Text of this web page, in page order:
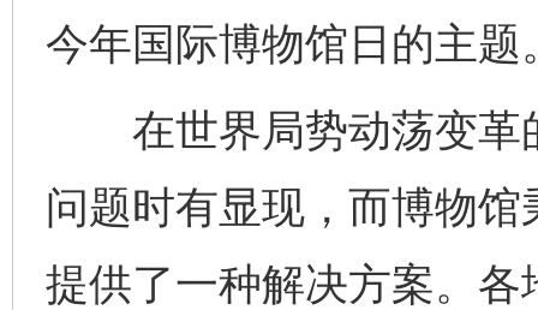
今年国际博物馆日的主题
在世界局势动荡变革
问题时有显现，而博物
提供了一种解决方案。